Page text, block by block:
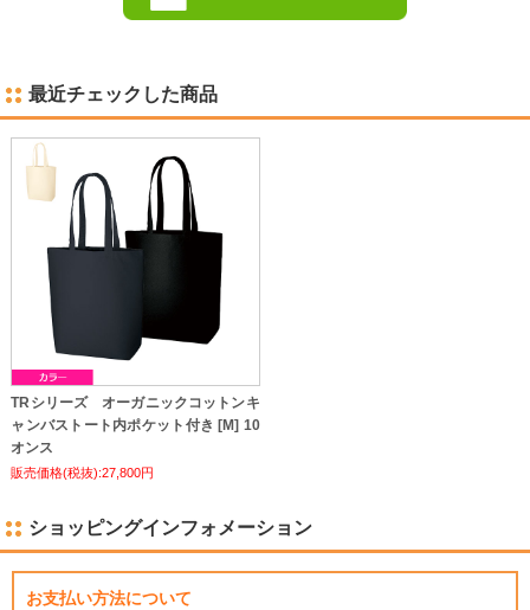
最近チェックした商品
TRシリーズ オーガニックコットンキ
ャンバストート内ポケット付き [M] 10
オンス
販売価格(税抜):27,800円
ショッピングインフォメーション
お支払い方法について